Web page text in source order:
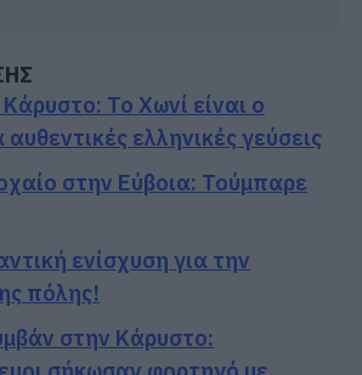
Το Χωνί είναι ο
ελληνικές γεύσεις
στην Εύβοια: Τούμπαρε
ενίσχυση για την
πόλης!
στην Κάρυστο: